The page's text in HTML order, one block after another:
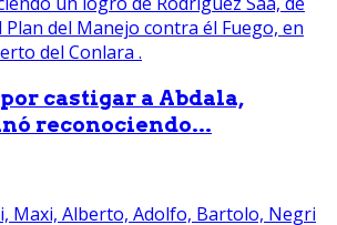
por castigar a Abdala,
reconociendo...